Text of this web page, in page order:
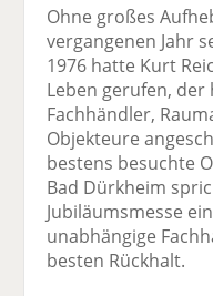
Ohne großes
vergangenen Jahr
1976 hatte Kurt
Leben gerufen,
Fachhändler,
Objekteure
bestens besuchte
Bad Dürkheim
Jubiläumsmesse
unabhängige
besten Rückhalt.